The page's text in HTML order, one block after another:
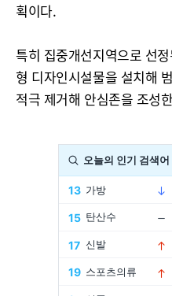
획이다.
특히 집중개선지역으로 선
형 디자인시설물을 설치해
적극 제거해 안심존을 조성